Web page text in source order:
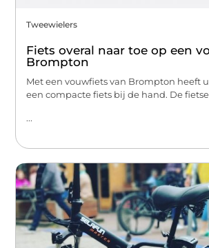
Tweewielers
Fiets overal naar toe op een
Brompton
Met een vouwfiets van Brompton heeft
een compacte fiets bij de hand. De
...